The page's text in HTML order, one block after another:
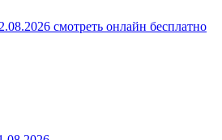
смотреть онлайн бесплатно